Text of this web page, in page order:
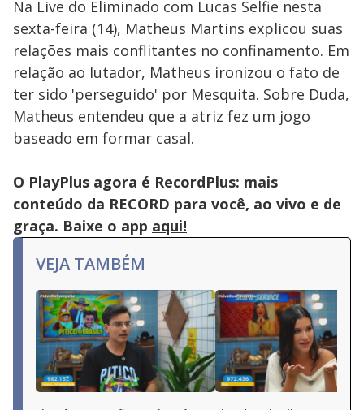
Na Live do Eliminado com Lucas Selfie nesta
sexta-feira (14), Matheus Martins explicou suas
relações mais conflitantes no confinamento. Em
relação ao lutador, Matheus ironizou o fato de
ter sido 'perseguido' por Mesquita. Sobre Duda,
Matheus entendeu que a atriz fez um jogo
baseado em formar casal.
O PlayPlus agora é RecordPlus: mais
conteúdo da RECORD para você, ao vivo e de
graça. Baixe o app aqui!
VEJA TAMBÉM